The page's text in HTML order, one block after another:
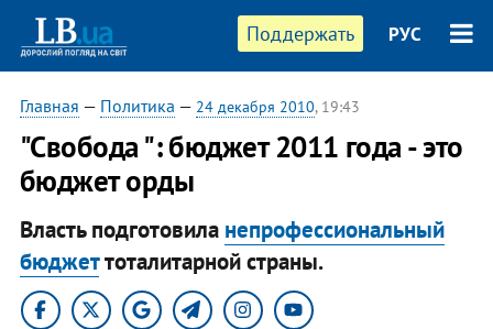
Поддержать РУС
Главная — Политика — 24 декабря 2010, 19:43
"Свобода ": бюджет 2011 года - это
бюджет орды
Власть подготовила непрофессиональный
бюджеттоталитарной страны.